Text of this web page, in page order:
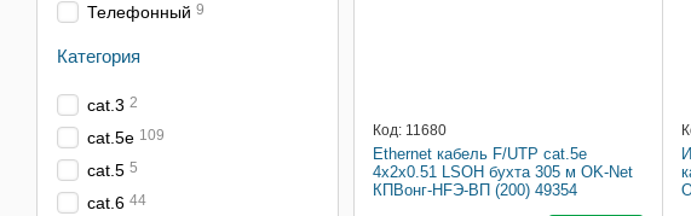
Код: 11680
Ethernet кабель F/UTP cat.5e
4x2x0.51 LSOH бухта 305 м OK-Net
КПВонг-HFЭ-ВП (200) 49354
Телефонный 9
Категория
cat.3 2
cat.5e 109
cat.5 5
cat.6 44